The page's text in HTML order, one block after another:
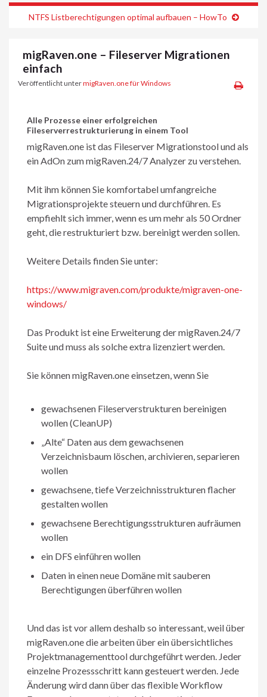
NTFS Listberechtigungen optimal aufbauen – HowTo
migRaven.one – Fileserver Migrationen
einfach
Veröffentlicht untermigRaven.one für Windows
Alle Prozesse einer erfolgreichen
Fileserverrestrukturierung in einem Tool
migRaven.one ist das Fileserver Migrationstool und als
ein AdOn zum migRaven.24/7 Analyzer zu verstehen.
Mit ihm können Sie komfortabel umfangreiche
Migrationsprojekte steuern und durchführen. Es
empfiehlt sich immer, wenn es um mehr als 50 Ordner
geht, die restrukturiert bzw. bereinigt werden sollen.
Weitere Details finden Sie unter:
https://www.migraven.com/produkte/migraven-one-
windows/
Das Produkt ist eine Erweiterung der migRaven.24/7
Suite und muss als solche extra lizenziert werden.
Sie können migRaven.one einsetzen, wenn Sie
gewachsenen Fileserverstrukturen bereinigen
wollen (CleanUP)
„Alte“ Daten aus dem gewachsenen
Verzeichnisbaum löschen, archivieren, separieren
wollen
gewachsene, tiefe Verzeichnisstrukturen flacher
gestalten wollen
gewachsene Berechtigungsstrukturen aufräumen
wollen
ein DFS einführen wollen
Daten in einen neue Domäne mit sauberen
Berechtigungen überführen wollen
Und das ist vor allem deshalb so interessant, weil über
migRaven.one die arbeiten über ein übersichtliches
Projektmanagementtool durchgeführt werden. Jeder
einzelne Prozessschritt kann gesteuert werden. Jede
Änderung wird dann über das flexible Workflow